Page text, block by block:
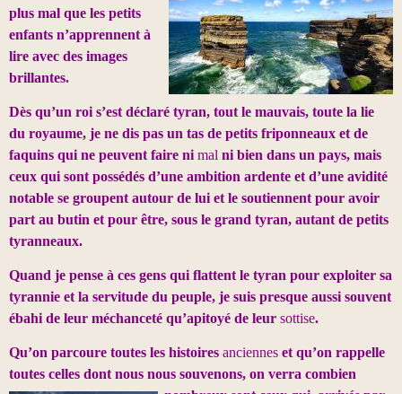
plus mal que les petits
enfants n’apprennent à
lire avec des images
brillantes.
Dès qu’un roi s’est déclaré tyran, tout le mauvais, toute la lie
du royaume, je ne dis pas un tas de petits friponneaux et de
faquins qui ne peuvent faire ni mal ni bien dans un pays, mais
ceux qui sont possédés d’une ambition ardente et d’une avidité
notable se groupent autour de lui et le soutiennent pour avoir
part au butin et pour être, sous le grand tyran, autant de petits
tyranneaux.
Quand je pense à ces gens qui flattent le tyran pour exploiter sa
tyrannie et la servitude du peuple, je suis presque aussi souvent
ébahi de leur méchanceté qu’apitoyé de leur sottise.
Qu’on parcoure toutes les histoires anciennes et qu’on rappelle
toutes celles dont nous nous souvenons, on verra combien